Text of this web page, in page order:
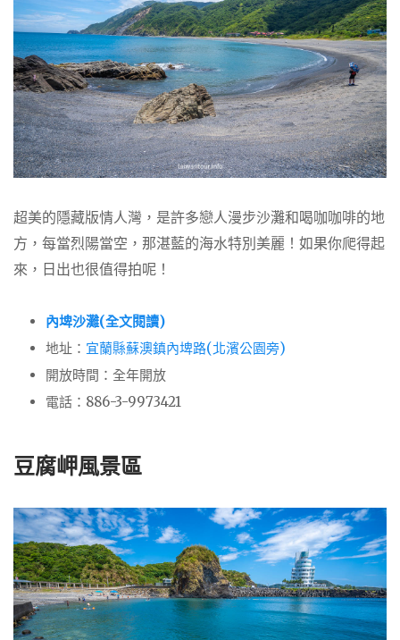
超美的隱藏版情人灣，是許多戀人漫步沙灘和喝咖咖啡的地
方，每當烈陽當空，那湛藍的海水特別美麗！如果你爬得起
來，日出也很值得拍呢！
內埤沙灘(全文閱讀)
地址： 宜蘭縣蘇澳鎮內埤路(北濱公園旁)
開放時間：全年開放
電話：886-3-9973421
豆腐岬風景區